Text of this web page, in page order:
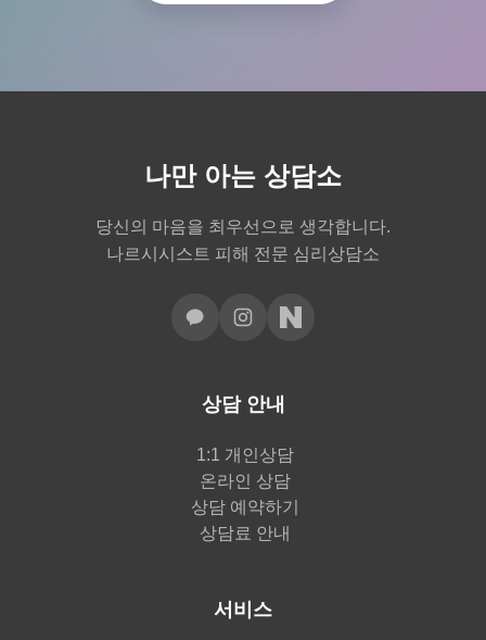
나만 아는 상담소
당신의 마음을 최우선으로 생각합니다.
나르시시스트 피해 전문 심리상담소
상담 안내
1:1 개인상담
온라인 상담
상담 예약하기
상담료 안내
서비스